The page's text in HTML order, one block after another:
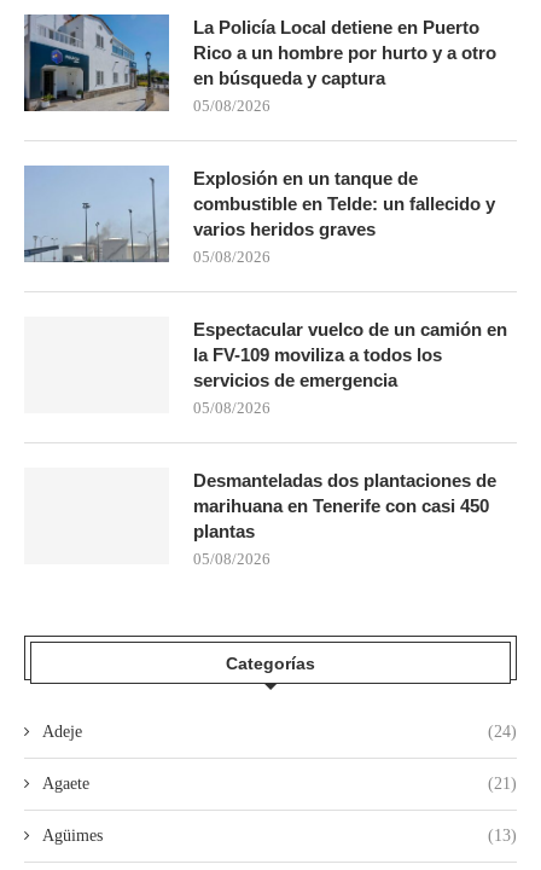
La Policía Local detiene en Puerto
Rico a un hombre por hurto y a otro
en búsqueda y captura
05/08/2026
Explosión en un tanque de
combustible en Telde: un fallecido y
varios heridos graves
05/08/2026
Espectacular vuelco de un camión en
la FV-109 moviliza a todos los
servicios de emergencia
05/08/2026
Desmanteladas dos plantaciones de
marihuana en Tenerife con casi 450
plantas
05/08/2026
Categorías
Adeje (24)
Agaete (21)
Agüimes (13)